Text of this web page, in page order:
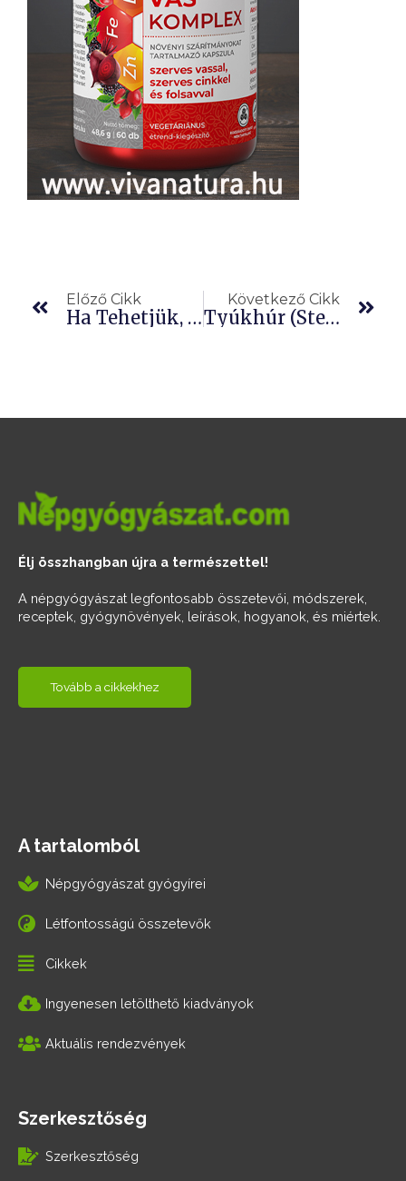
Előző Cikk
Ha Tehetjük, Tavasszal Méregtelenítsünk Nyírfanedvvel
Következő Cikk
Tyúkhúr (Stellaria Media): Vesekőre, Epekőre
Élj összhangban újra a természettel!
A népgyógyászat legfontosabb összetevői, módszerek,
receptek, gyógynövények, leírások, hogyanok, és miértek.
Tovább a cikkekhez
A tartalomból
Népgyógyászat gyógyírei
Létfontosságú összetevők
Cikkek
Ingyenesen letölthető kiadványok
Aktuális rendezvények
Szerkesztőség
Szerkesztőség